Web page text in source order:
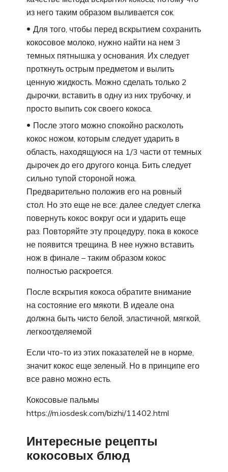
из него таким образом выливается сок.
Для того, чтобы перед вскрытием сохранить
кокосовое молоко, нужно найти на нем 3
темных пятнышка у основания. Их следует
проткнуть острым предметом и вылить
ценную жидкость. Можно сделать только 2
дырочки, вставить в одну из них трубочку, и
просто выпить сок своего кокоса.
После этого можно спокойно расколоть
кокос ножом, которым следует ударить в
область, находящуюся на 1/3 части от темных
дырочек до его другого конца. Бить следует
сильно тупой стороной ножа.
Предварительно положив его на ровный
стол. Но это еще не все: далее следует слегка
повернуть кокос вокруг оси и ударить еще
раз. Повторяйте эту процедуру, пока в кокосе
не появится трещина. В нее нужно вставить
нож в финале – таким образом кокос
полностью раскроется.
После вскрытия кокоса обратите внимание
на состояние его мякоти. В идеале она
должна быть чисто белой, эластичной, мягкой,
легкоотделяемой
Если что-то из этих показателей не в норме,
значит кокос еще зеленый. Но в принципе его
все равно можно есть.
Кокосовые пальмы
https://m.iosdesk.com/bizhi/11402.html
Интересные рецепты
кокосовых блюд